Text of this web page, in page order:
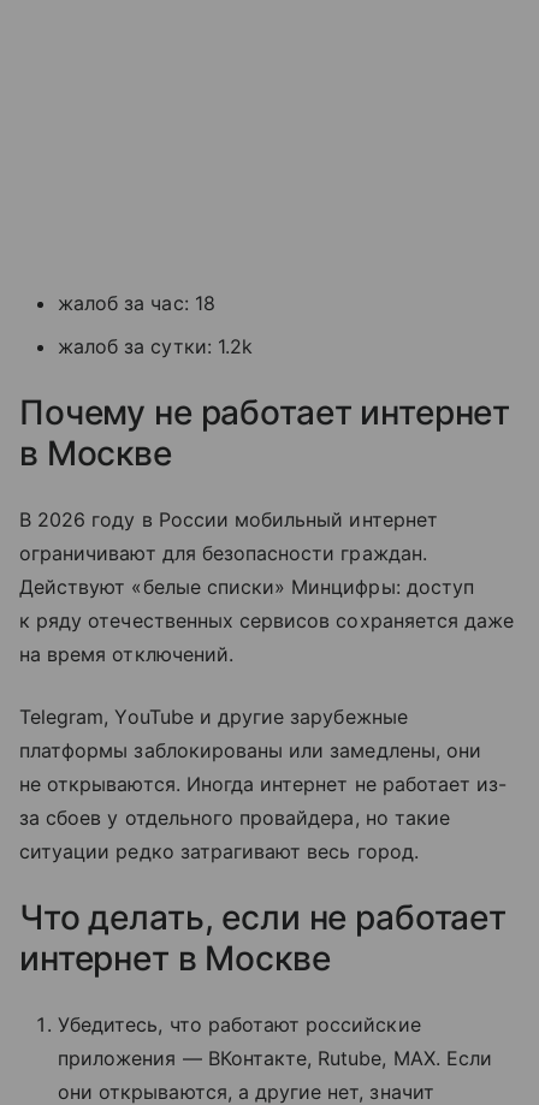
жалоб за час: 18
жалоб за сутки: 1.2k
Почему не работает интернет
в Москве
В 2026 году в России мобильный интернет
ограничивают для безопасности граждан.
Действуют «белые списки» Минцифры: доступ
к ряду отечественных сервисов сохраняется даже
на время отключений.
Telegram, YouTube и другие зарубежные
платформы заблокированы или замедлены, они
не открываются. Иногда интернет не работает из-
за сбоев у отдельного провайдера, но такие
ситуации редко затрагивают весь город.
Что делать, если не работает
интернет в Москве
Убедитесь, что работают российские
приложения — ВКонтакте, Rutube, MAX. Если
они открываются, а другие нет, значит